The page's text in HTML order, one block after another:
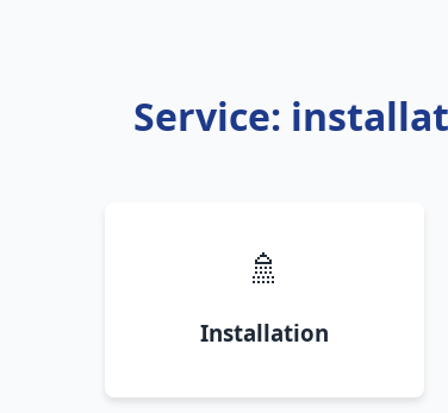
Service:
🚿
Installation